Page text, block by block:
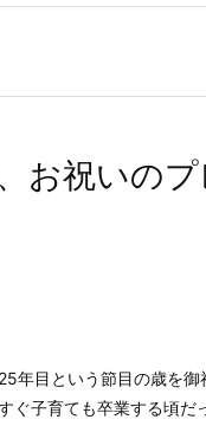
お祝いの
年目という節目の歳を御
ぐ子育ても卒業する頃